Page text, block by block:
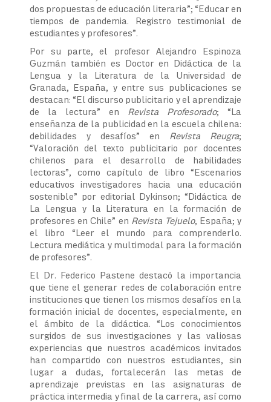
dos propuestas de educación literaria”; “Educar en
tiempos de pandemia. Registro testimonial de
estudiantes y profesores”.
Por su parte, el profesor Alejandro Espinoza
Guzmán también es Doctor en Didáctica de la
Lengua y la Literatura de la Universidad de
Granada, España, y entre sus publicaciones se
destacan: “El discurso publicitario y el aprendizaje
de la lectura” en Revista Profesorado; “La
enseñanza de la publicidad en la escuela chilena:
debilidades y desafíos” en Revista Reugra;
“Valoración del texto publicitario por docentes
chilenos para el desarrollo de habilidades
lectoras”, como capítulo de libro “Escenarios
educativos investigadores hacia una educación
sostenible” por editorial Dykinson; “Didáctica de
La Lengua y la Literatura en la formación de
profesores en Chile” en Revista Tejuelo, España; y
el libro “Leer el mundo para comprenderlo.
Lectura mediática y multimodal para la formación
de profesores”.
El Dr. Federico Pastene destacó la importancia
que tiene el generar redes de colaboración entre
instituciones que tienen los mismos desafíos en la
formación inicial de docentes, especialmente, en
el ámbito de la didáctica. “Los conocimientos
surgidos de sus investigaciones y las valiosas
experiencias que nuestros académicos invitados
han compartido con nuestros estudiantes, sin
lugar a dudas, fortalecerán las metas de
aprendizaje previstas en las asignaturas de
práctica intermedia y final de la carrera, así como